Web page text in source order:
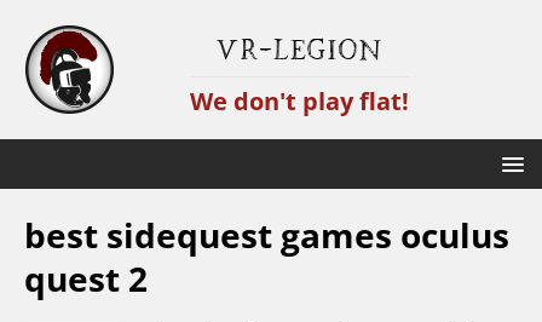
VR-Legion
We don't play flat!
best sidequest games oculus
quest 2